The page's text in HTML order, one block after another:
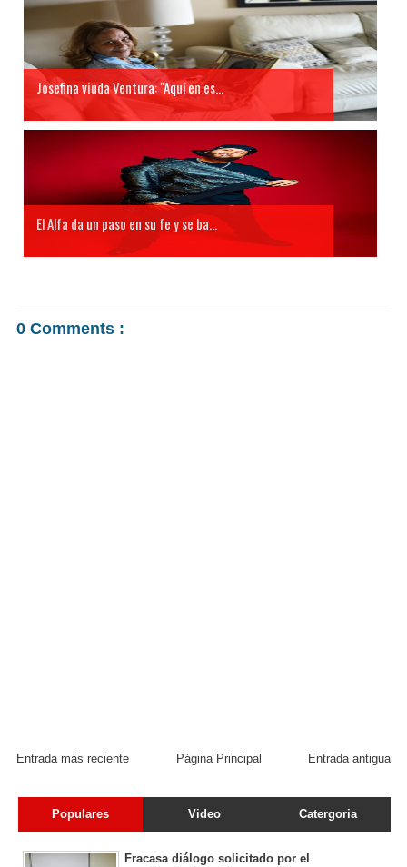
Josefina viuda Ventura: "Aquí en es...
El Alfa da un paso en su fe y se ba...
0 Comments :
Entrada más reciente Entrada antigua
Página Principal
Populares Video Catergoria
Fracasa diálogo solicitado por el